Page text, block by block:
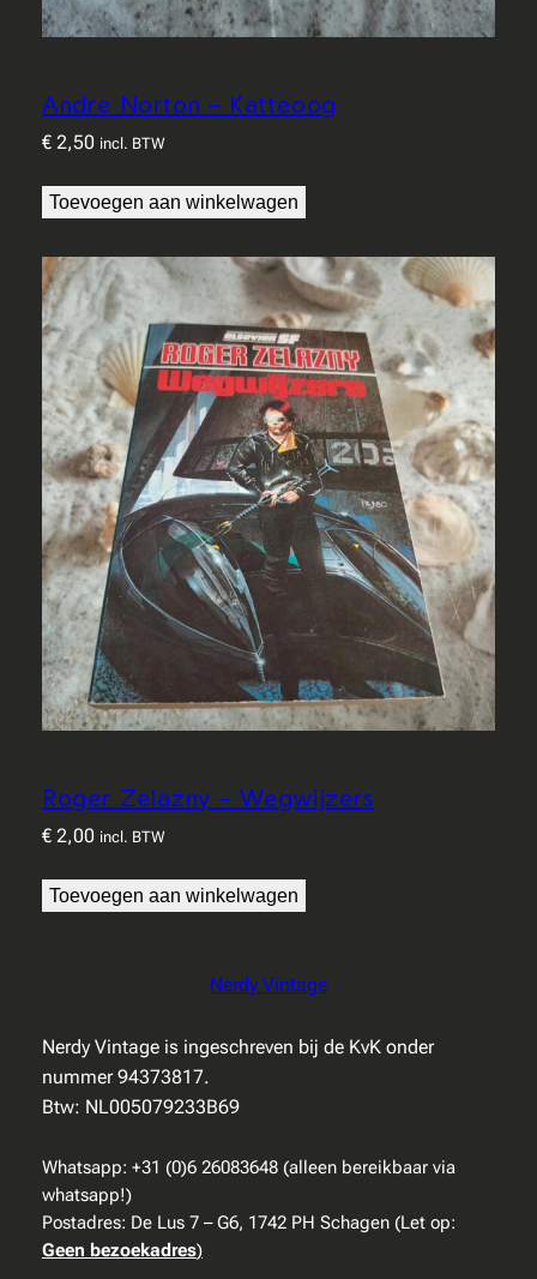
Andre Norton – Katteoog
€2,50 incl. BTW
Toevoegen aan winkelwagen
Roger Zelazny – Wegwijzers
€2,00 incl. BTW
Toevoegen aan winkelwagen
Nerdy Vintage
Nerdy Vintage is ingeschreven bij de KvK onder
nummer 94373817.
Btw: NL005079233B69
Whatsapp: +31 (0)6 26083648 (alleen bereikbaar via
whatsapp!)
Postadres: De Lus 7 – G6, 1742 PH Schagen (Let op:
Geen bezoekadres)